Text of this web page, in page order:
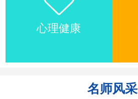
心理健康
名师风采